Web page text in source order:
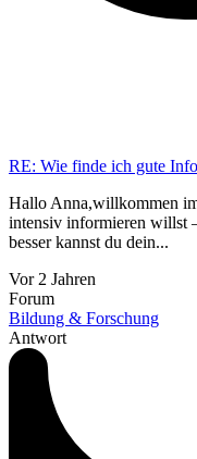
RE: Wie finde ich gute
Hallo Anna,willkommen
intensiv informieren willst
besser kannst du dein...
Vor 2 Jahren
Forum
Bildung & Forschung
Antwort